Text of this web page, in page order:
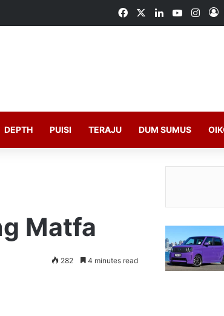
FacebookLinkedInYouTube
DEPTH PUISI TERAJU DUM SUMUS
Matfa
282 4 minutes read